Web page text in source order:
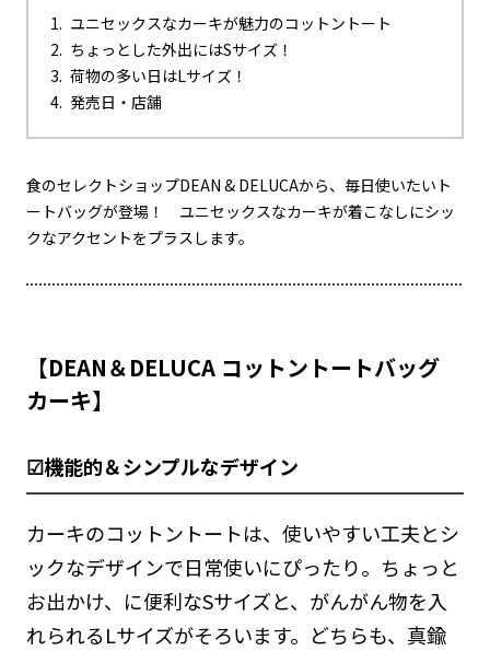
ユニセックスなカーキが魅力のコットントート
ちょっとした外出にはSサイズ！
荷物の多い日はLサイズ！
発売日・店舗
食のセレクトショップDEAN & DELUCAから、毎日使いたいト
ートバッグが登場！ ユニセックスなカーキが着こなしにシッ
クなアクセントをプラスします。
【DEAN＆DELUCA コットントートバッグ
カーキ】
☑機能的＆シンプルなデザイン
カーキのコットントートは、使いやすい工夫とシ
ックなデザインで日常使いにぴったり。ちょっと
お出かけ、に便利なSサイズと、がんがん物を入
れられるLサイズがそろいます。どちらも、真鍮